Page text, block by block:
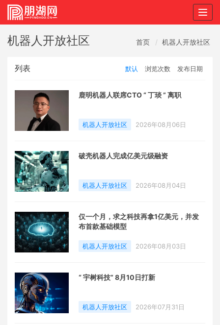
机器人开放社区 首页 机器人开放社区
列表 默认 浏览次数 发布日期
鹿明机器人联席CTO “ 丁琰 ” 离职
机器人开放社区 2026年08月06日
破壳机器人完成亿美元级融资
机器人开放社区 2026年08月04日
仅一个月，求之科技再拿1亿美元，并发
布首款基础模型
机器人开放社区 2026年08月03日
“ 宇树科技” 8月10日打新
机器人开放社区 2026年07月31日